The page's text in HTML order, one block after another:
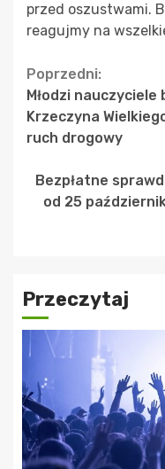
przed oszustwami.
reagujmy na
Continue
Reading
Poprzedni:
Młodzi
Krzeczyna
ruch drogowy
Bezpłatne
od 25
Przeczytaj